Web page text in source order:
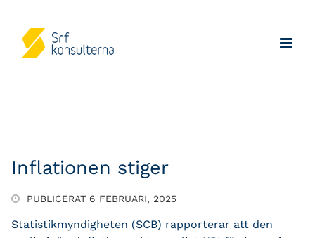
Inflationen stiger
PUBLICERAT 6 FEBRUARI, 2025
Statistikmyndigheten (SCB) rapporterar att den